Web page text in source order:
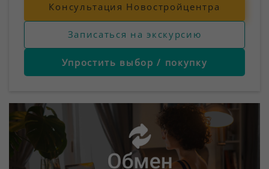
Консультация Новостройцентра
Записаться на экскурсию
Упростить выбор / покупку